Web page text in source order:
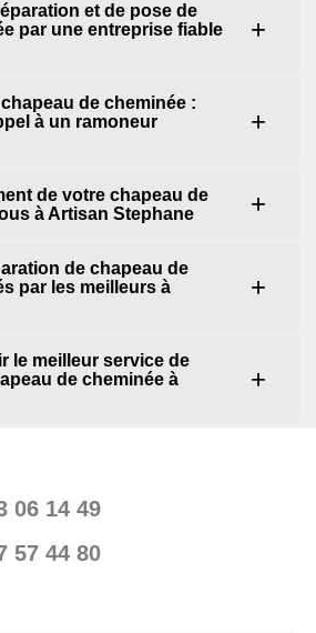
et de pose de
par une entreprise fiable
de cheminée :
à un ramoneur
de votre chapeau de
à Artisan Stephane
de chapeau de
par les meilleurs à
le meilleur service de
de cheminée à
06 14 49
57 44 80